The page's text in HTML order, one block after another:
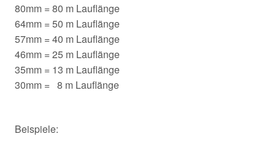
80mm = 80 m Lauflänge
64mm = 50 m Lauflänge
57mm = 40 m Lauflänge
46mm = 25 m Lauflänge
35mm = 13 m Lauflänge
30mm = 8 m Lauflänge
Beispiele: